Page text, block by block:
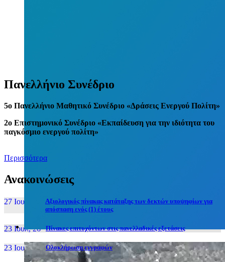
Πανελλήνιο Συνέδριο
5o Πανελλήνιο Μαθητικό Συνέδριο «Δράσεις Ενεργού Πολίτη»
2ο Επιστημονικό Συνέδριο «Εκπαίδευση για την ιδιότητα του
παγκόσμιο ενεργού πολίτη»
Περισσότερα
Ανακοινώσεις
27 Ιουν, 26
Αξιολογικός πίνακας κατάταξης των δεκτών υποψηφίων για
απόσπαση ενός (1) έτους
23 Ιουλ, 26 Πίνακες επιτυχόντων στις πανελλαδικές εξετάσεις
23 Ιουλ, 26 Ολοκλήρωση εγγραφών